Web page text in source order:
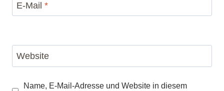
E-Mail *
Website
Name, E-Mail-Adresse und Website in diesem